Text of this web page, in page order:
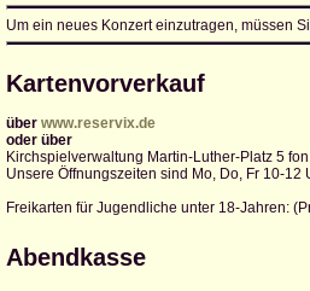
Um ein neues Konzert einzutragen, müssen
Kartenvorverkauf
über www.reservix.de
oder über
Kirchspielverwaltung Martin-Luther-Platz 5
Unsere Öffnungszeiten sind Mo, Do, Fr 10-12
Freikarten für Jugendliche unter 18-Jahren:
Abendkasse